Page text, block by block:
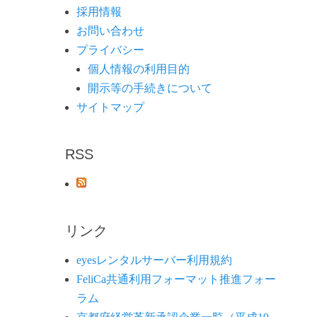
採用情報
お問い合わせ
プライバシー
個人情報の利用目的
開示等の手続きについて
サイトマップ
RSS
リンク
eyesレンタルサーバー利用規約
FeliCa共通利用フォーマット推進フォー
ラム